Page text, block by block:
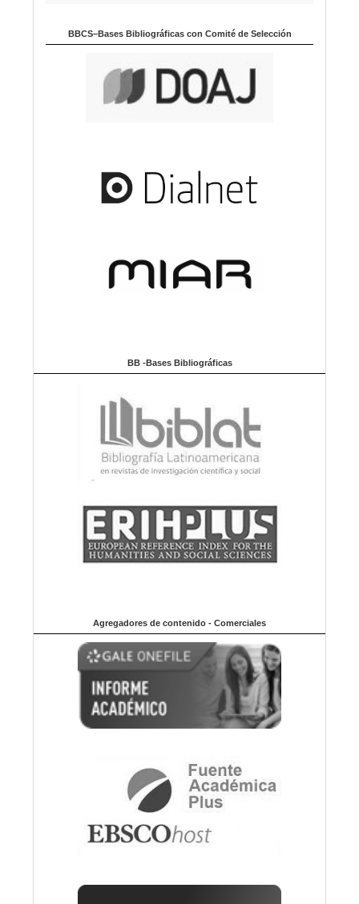
BBCS–Bases Bibliográficas con Comité de Selección
BB -Bases Bibliográficas
Agregadores de contenido - Comerciales